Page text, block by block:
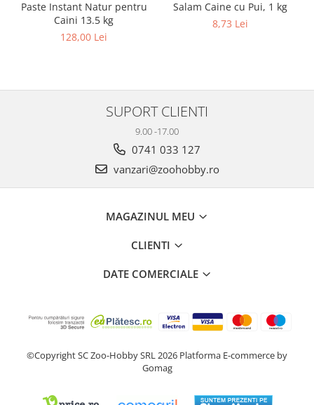
Paste Instant Natur pentru
Caini 13.5 kg
128,00 Lei
Salam Caine cu Pui, 1 kg
8,73 Lei
SUPORT CLIENTI
9.00 -17.00
0741 033 127
vanzari@zoohobby.ro
MAGAZINUL MEU
CLIENTI
DATE COMERCIALE
©Copyright SC Zoo-Hobby SRL 2026 Platforma E-commerce by
Gomag